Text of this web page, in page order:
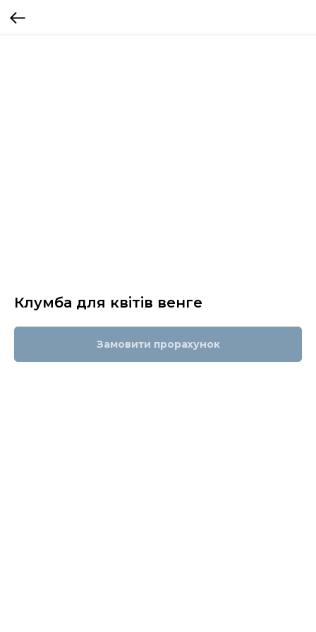
Клумба для квітів венге
Замовити прорахунок